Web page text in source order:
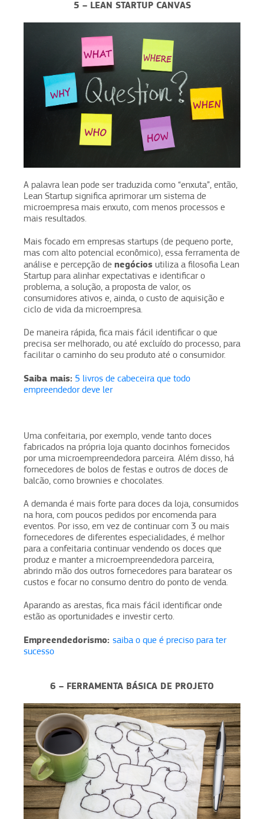
5 – LEAN STARTUP CANVAS
A palavra lean pode ser traduzida como “enxuta”, então,
Lean Startup significa aprimorar um sistema de
microempresa mais enxuto, com menos processos e
mais resultados.
Mais focado em empresas startups (de pequeno porte,
mas com alto potencial econômico), essa ferramenta de
análise e percepção de negócios utiliza a filosofia Lean
Startup para alinhar expectativas e identificar o
problema, a solução, a proposta de valor, os
consumidores ativos e, ainda, o custo de aquisição e
ciclo de vida da microempresa.
De maneira rápida, fica mais fácil identificar o que
precisa ser melhorado, ou até excluído do processo, para
facilitar o caminho do seu produto até o consumidor.
Saiba mais: 5 livros de cabeceira que todo
empreendedor deve ler
Uma confeitaria, por exemplo, vende tanto doces
fabricados na própria loja quanto docinhos fornecidos
por uma microempreendedora parceira. Além disso, há
fornecedores de bolos de festas e outros de doces de
balcão, como brownies e chocolates.
A demanda é mais forte para doces da loja, consumidos
na hora, com poucos pedidos por encomenda para
eventos. Por isso, em vez de continuar com 3 ou mais
fornecedores de diferentes especialidades, é melhor
para a confeitaria continuar vendendo os doces que
produz e manter a microempreendedora parceira,
abrindo mão dos outros fornecedores para baratear os
custos e focar no consumo dentro do ponto de venda.
Aparando as arestas, fica mais fácil identificar onde
estão as oportunidades e investir certo.
Empreendedorismo: saiba o que é preciso para ter
sucesso
6 – FERRAMENTA BÁSICA DE PROJETO